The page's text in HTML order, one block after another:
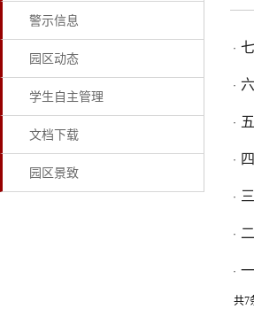
警示信息
园区动态
学生自主管理
文档下载
园区景致
·
·
·
·
·
·
·
共7